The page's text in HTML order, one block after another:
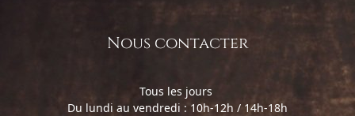
Nous contacter
Tous les jours
Du lundi au vendredi : 10h-12h / 14h-18h